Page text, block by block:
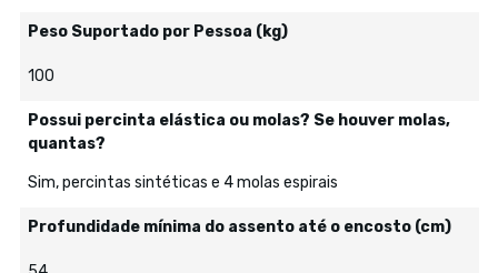
Peso Suportado por Pessoa (kg)
100
Possui percinta elástica ou molas? Se houver molas,
quantas?
Sim, percintas sintéticas e 4 molas espirais
Profundidade mínima do assento até o encosto (cm)